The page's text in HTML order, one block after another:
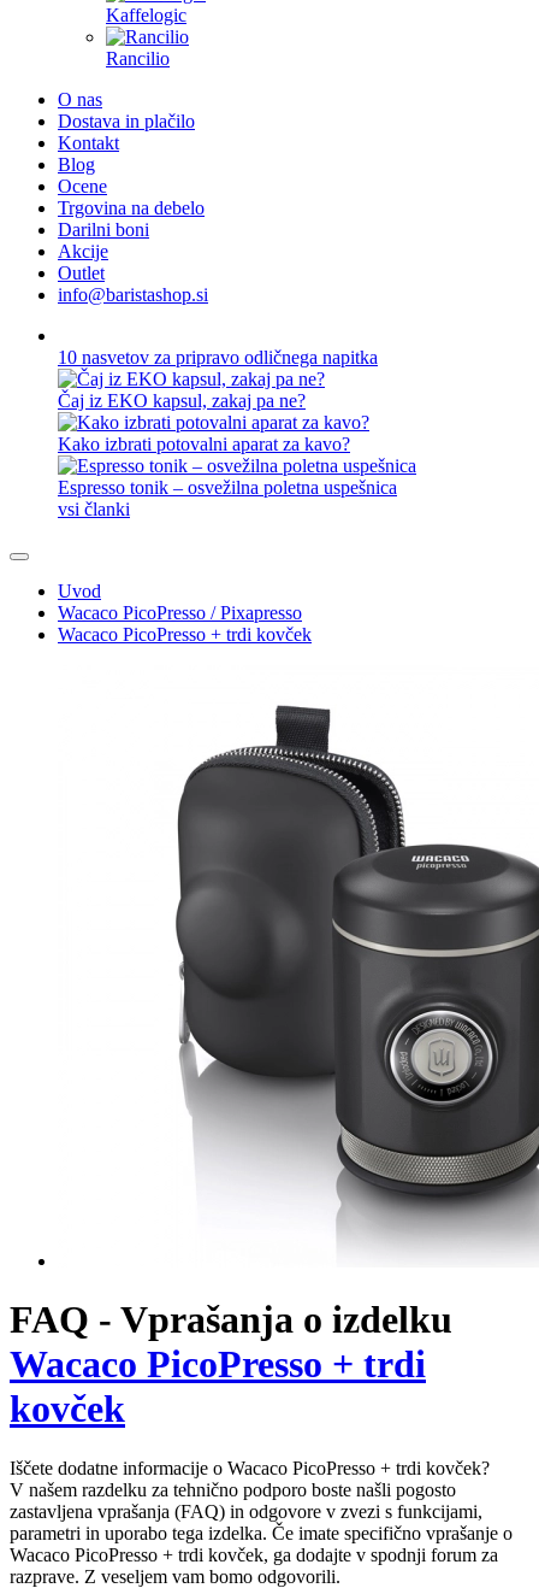
Kaffelogic
Rancilio
O nas
Dostava in plačilo
Kontakt
Blog
Ocene
Trgovina na debelo
Darilni boni
Akcije
Outlet
info@baristashop.si
10 nasvetov za pripravo odličnega napitka
Čaj iz EKO kapsul, zakaj pa ne?
Kako izbrati potovalni aparat za kavo?
Espresso tonik – osvežilna poletna uspešnica
Wacaco PicoPresso / Pixapresso
Wacaco PicoPresso + trdi kovček